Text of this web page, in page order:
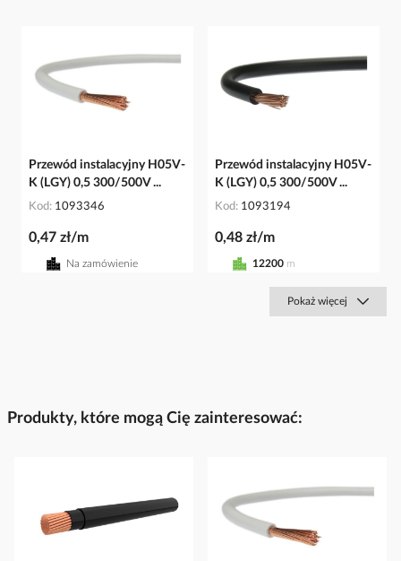
Przewód instalacyjny H05V-
K (LGY) 0,5 300/500V ...
Kod 1093346
0,47 zł/m
Na zamówienie
Przewód instalacyjny H05V-
K (LGY) 0,5 300/500V ...
Kod 1093194
0,48 zł/m
12200 m
Pokaż więcej
Produkty, które mogą Cię zainteresować: